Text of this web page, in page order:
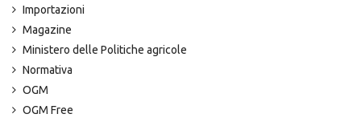
Importazioni
Magazine
Ministero delle Politiche agricole
Normativa
OGM
OGM Free